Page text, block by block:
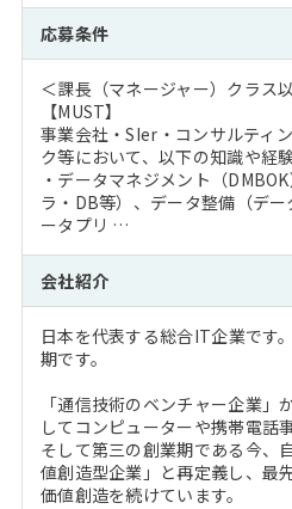
応募条件
＜課長（マネージャー）クラス
【MUST】
事業会社・SIer・コンサルティ
ク等において、以下の知識や経
・データマネジメント（
ラ・DB等）、データ整備（デ
ータプリ …
会社紹介
日本を代表する総合IT企業です
期です。
「通信技術のベンチャー企業」
してコンピューターや携帯電話
そして第三の創業期である今、
値創造型企業」と再定義し、最
価値創造を続けています。